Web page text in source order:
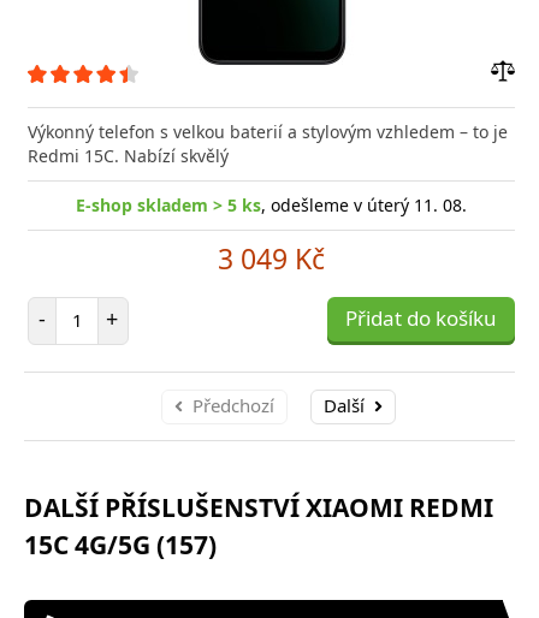
Výkonný telefon s velkou baterií a stylovým vzhledem – to je
Redmi 15C. Nabízí skvělý
E-shop skladem > 5 ks, odešleme v úterý 11. 08.
3 049 Kč
- Počet položek
+ Přidat do košíku
Předchozí Další
DALŠÍ PŘÍSLUŠENSTVÍ XIAOMI REDMI
15C 4G/5G (157)